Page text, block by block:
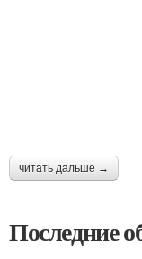
читать дальше →
Последние